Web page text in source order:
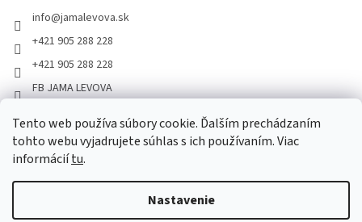
Tento web používa súbory cookie. Ďalším prechádzaním
tohto webu vyjadrujete súhlas s ich používaním. Viac
informáciítu.
Nastavenie
info@jamalevova.sk
+421 905 288 228
+421 905 288 228
FB JAMA LEVOVA
JamaLevova
+421905288228